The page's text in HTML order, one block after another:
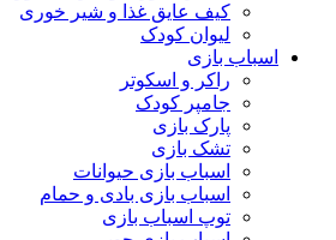
کیف عایق غذا و شیر خوری
لیوان کودک
اسباب بازی
راکر و اسکوتر
جامپر کودک
پارک بازی
تشک بازی
اسباب بازی حیوانات
اسباب بازی بادی و حمام
توپ اسباب بازی